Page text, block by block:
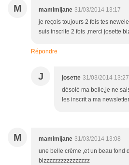
M mamimijane 31/03/2014 13:17
je reçois toujours 2 fois tes
suis inscrite 2 fois ,merci josette
Répondre
J josette 31/03/2014 13:27
désolé ma belle,je ne
les inscrit a ma
M mamimijane 31/03/2014 13:08
une belle crème ,et un beau fond
bizzzzzzzzzzzzzzzz